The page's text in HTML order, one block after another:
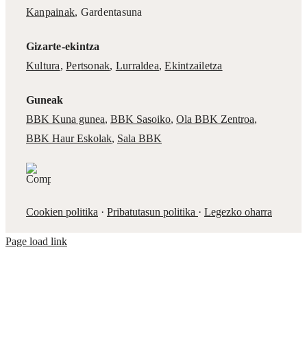
Kanpainak, Gardentasuna
Gizarte-ekintza
Kultura,Pertsonak, Lurraldea,Ekintzailetza
Guneak
BBK Kuna gunea, BBK Sasoiko, Ola BBK Zentroa,
BBK Haur Eskolak, Sala BBK
Cookien politika · Pribatutasun politika · Legezko oharra
Page load link